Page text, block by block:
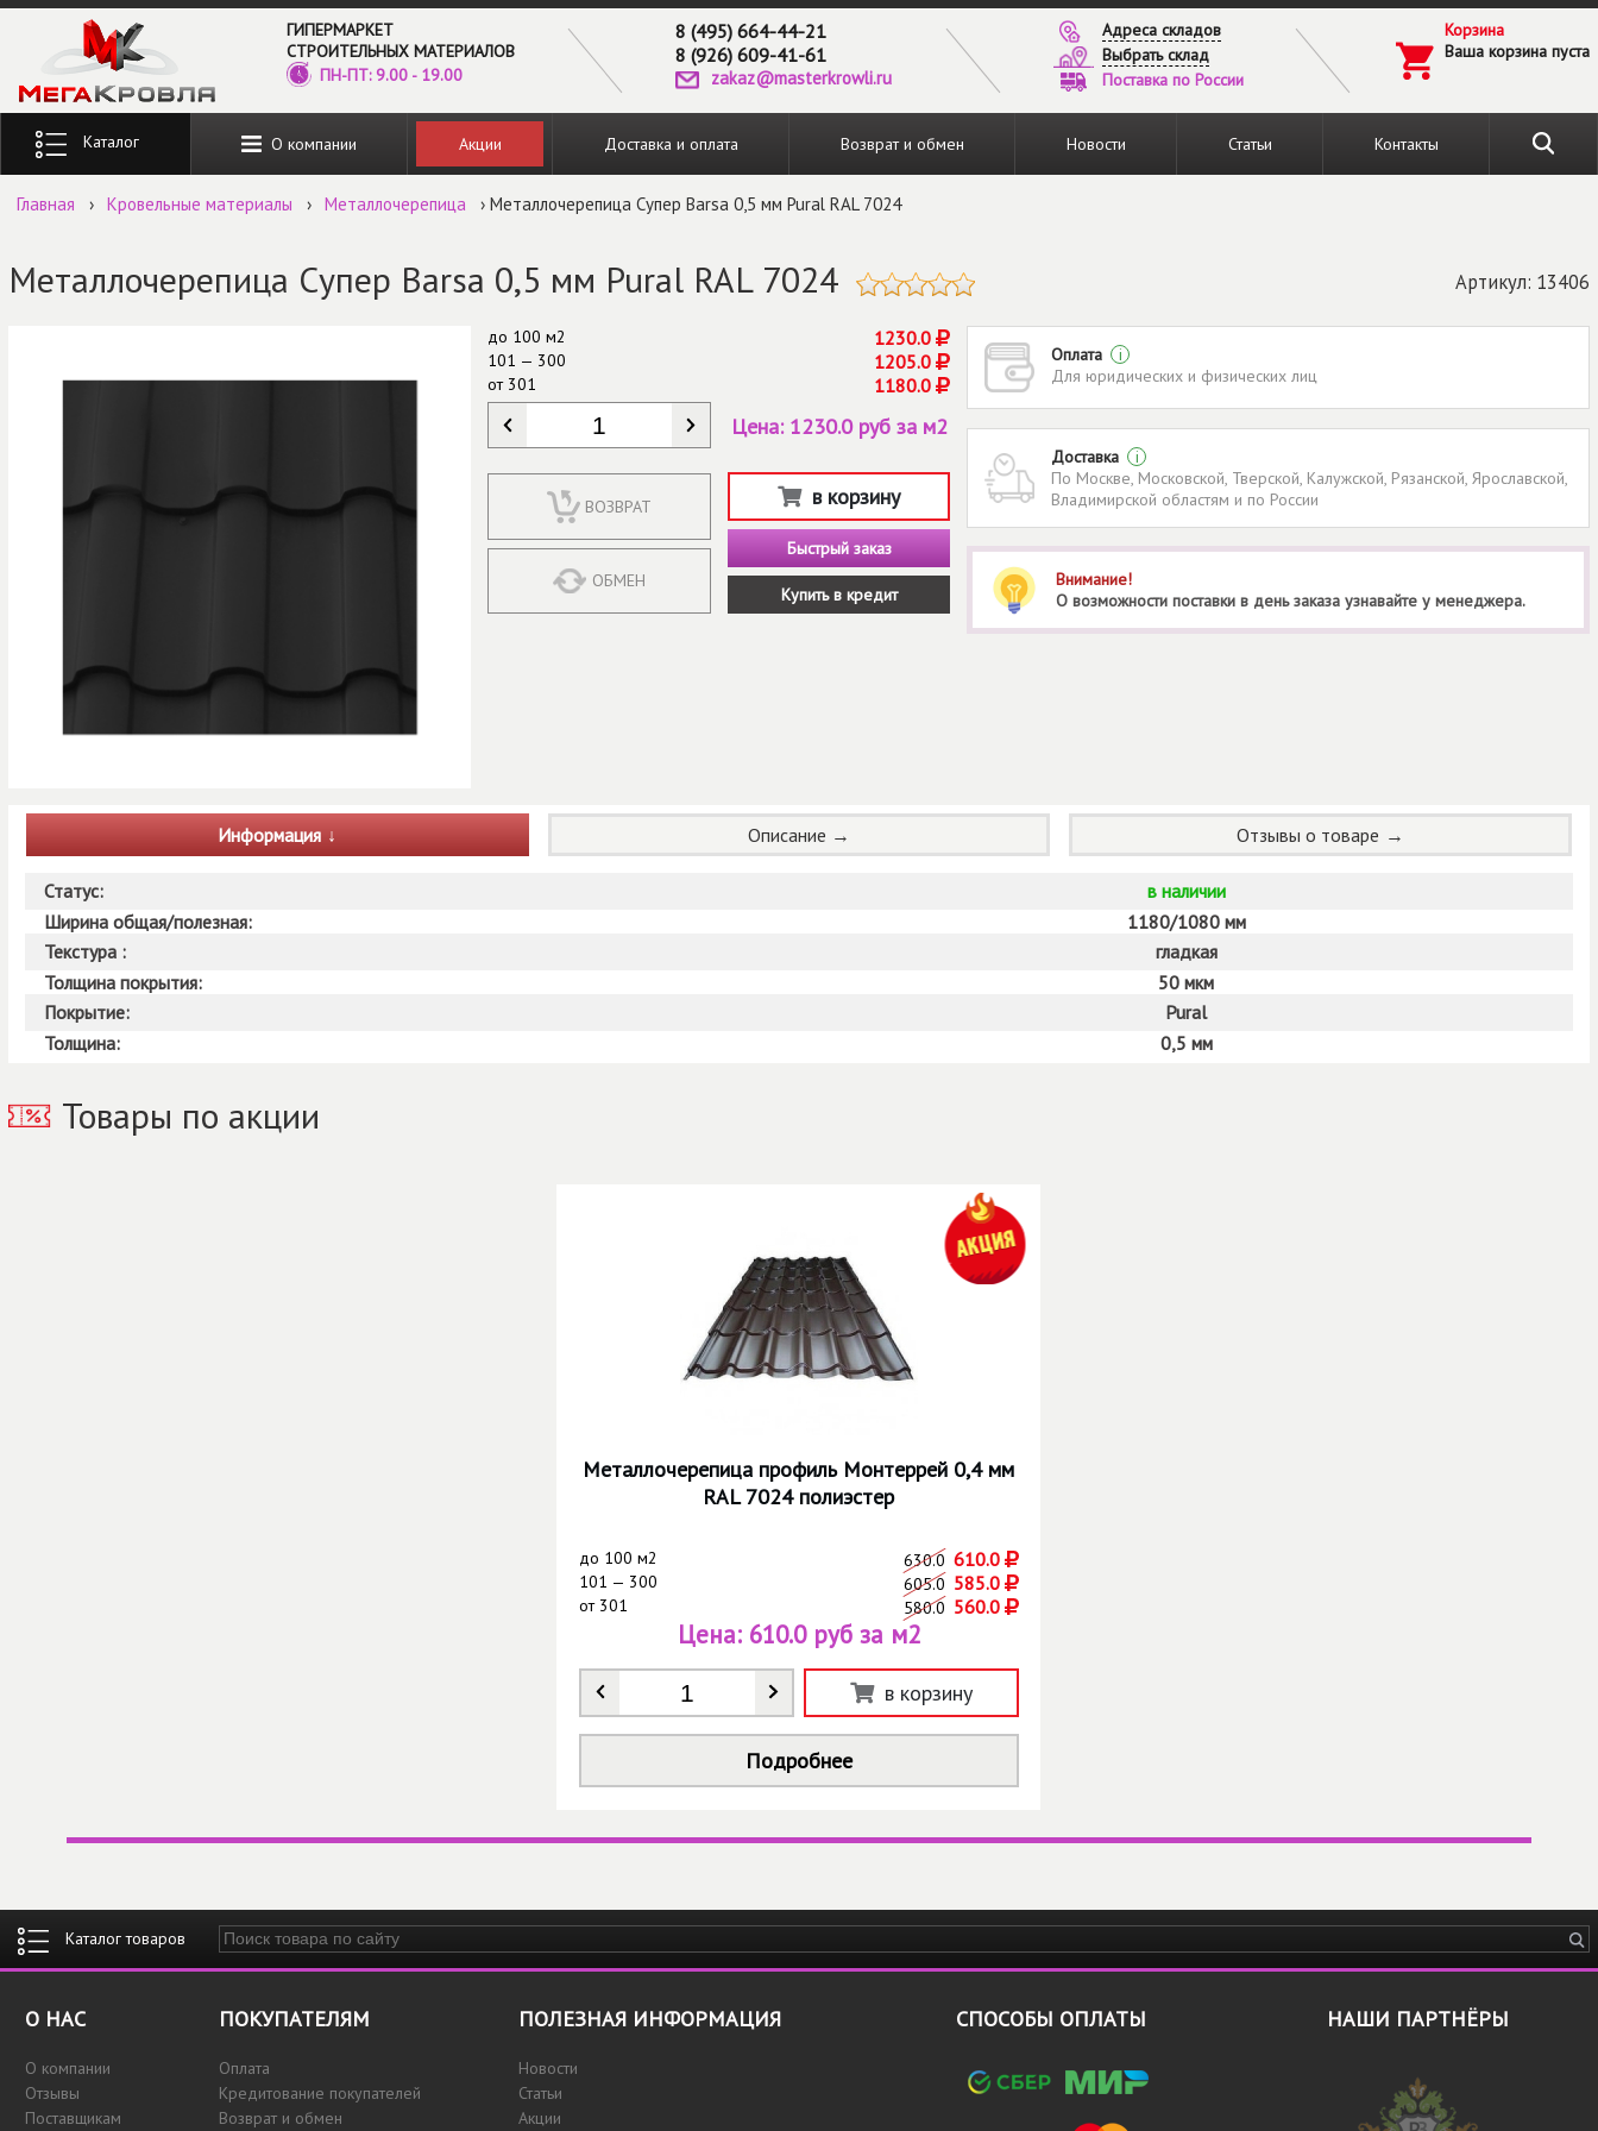
Перейти к основному содержанию
ГИПЕРМАРКЕТ
СТРОИТЕЛЬНЫХ МАТЕРИАЛОВ
ПН-ПТ: 9.00 - 19.00
8 (495) 664-44-21
8 (926) 609-41-61
zakaz@masterkrowli.ru
Адреса складов
Выбрать склад
Поставка по России
Корзина
Ваша корзина пуста
О компании Акции Доставка и оплата Возврат и обмен Новости Статьи Контакты
Введите ключевые слова для поиска
Главная › Кровельные материалы › Металлочерепица › Металлочерепица Супер Barsa 0,5 мм Pural RAL 7024
Металлочерепица Супер Barsa 0,5 мм Pural RAL 7024 Артикул: 13406
до 100 м2 1230.0
101 — 300 1205.0
от301 1180.0
КОЛИЧЕСТВО*
ВОЗВРАТ
ОБМЕН
Цена: 1230.0 руб за м2
в корзину
Быстрый заказ
Купить в кредит
Оплата
i
Для юридических и физических лиц
Доставка
i
По Москве, Московской, Тверской, Калужской, Рязанской, Ярославской,
Владимирской областям и по России
Внимание!
О возможности поставки в день заказа узнавайте у менеджера.
Информация Описание Отзывы о товаре
Статус:
в наличии
Ширина общая/полезная:
1180/1080 мм
Текстура :
гладкая
Толщина покрытия:
50 мкм
Покрытие:
Pural
Толщина:
0,5 мм
Товары по акции
Металлочерепица профиль Монтеррей 0,4 мм
RAL 7024 полиэстер
до 100 м2 630.0 610.0
101 — 300 605.0 585.0
от301 580.0 560.0
Количество
Цена: 610.0 руб за м2
в корзину
Подробнее
Введите ключевые слова для поиска
О НАС
О компании
Отзывы
Поставщикам
ПОКУПАТЕЛЯМ
Оплата
Кредитование покупателей
Возврат и обмен
ПОЛЕЗНАЯ ИНФОРМАЦИЯ
Новости
Статьи
Акции
СПОСОБЫ ОПЛАТЫ НАШИ ПАРТНЁРЫ